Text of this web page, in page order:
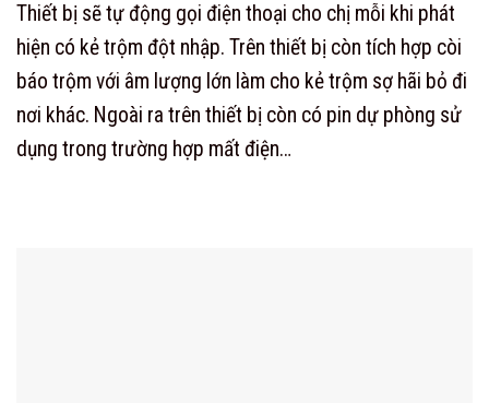
Thiết bị sẽ tự động gọi điện thoại cho chị mỗi khi phát
hiện có kẻ trộm đột nhập. Trên thiết bị còn tích hợp còi
báo trộm với âm lượng lớn làm cho kẻ trộm sợ hãi bỏ đi
nơi khác. Ngoài ra trên thiết bị còn có pin dự phòng sử
dụng trong trường hợp mất điện…